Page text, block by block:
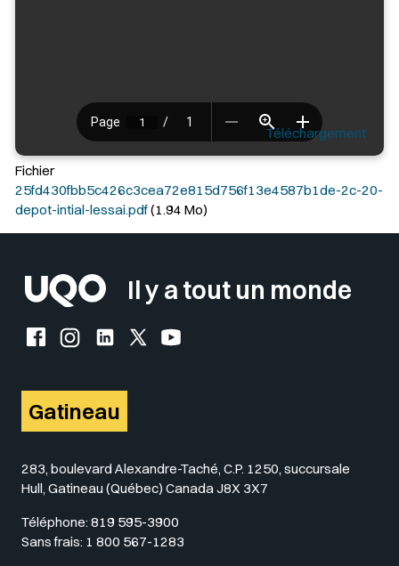
Téléchargement
Fichier
25fd430fbb5c426c3cea72e815d756f13e4587b1de-2c-20-
depot-intial-lessai.pdf(1.94 Mo)
Il y a tout un monde
Facebook de l'UQO
Instagram de l'UQO
LinkedIn de l'UQO
X (Twitter) de l'UQO
YouTube de l'UQO
Gatineau
283, boulevard Alexandre-Taché, C.P. 1250, succursale
Hull, Gatineau (Québec) Canada J8X 3X7
Téléphone: 819 595-3900
Sans frais: 1 800 567-1283